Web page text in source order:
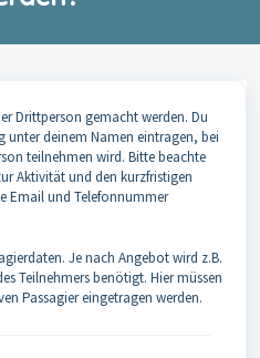
Drittperson gemacht werden. Du
unter deinem Namen eintragen, bei
teilnehmen wird. Bitte beachte
Aktivität und den kurzfristigen
Email und Telefonnummer
Je nach Angebot wird z.B.
Teilnehmers benötigt. Hier müssen
Passagier eingetragen werden.